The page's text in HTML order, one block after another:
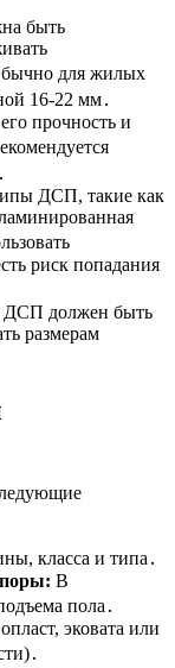
быть
для жилых
16-22 мм․
прочность и
ДСП, такие как
риск попадания
ДСП должен быть
размерам
класса и типа․
В
пола․
эковата или